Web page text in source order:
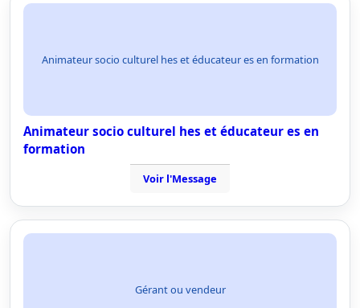
Animateur socio culturel hes et éducateur es en formation
Animateur socio culturel hes et éducateur es en
formation
Voir l'Message
Gérant ou vendeur